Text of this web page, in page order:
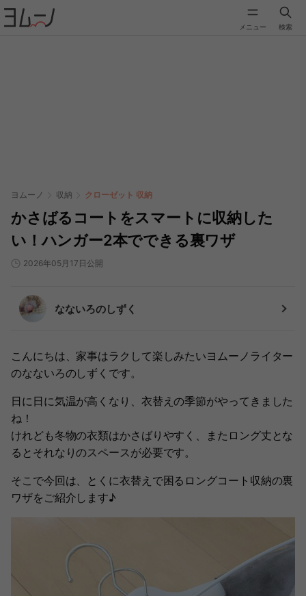
メニュー 検索
ヨムーノ 収納 クローゼット 収納
かさばるコートをスマートに収納した
い！ハンガー2本でできる裏ワザ
2026年05月17日公開
なないろのしずく
こんにちは、家事はラクして楽しみたいヨムーノライター
のなないろのしずくです。
日に日に気温が高くなり、衣替えの季節がやってきました
ね！
けれども冬物の衣類はかさばりやすく、またロング丈とな
るとそれなりのスペースが必要です。
そこで今回は、とくに衣替えで困るロングコート収納の裏
ワザをご紹介します♪